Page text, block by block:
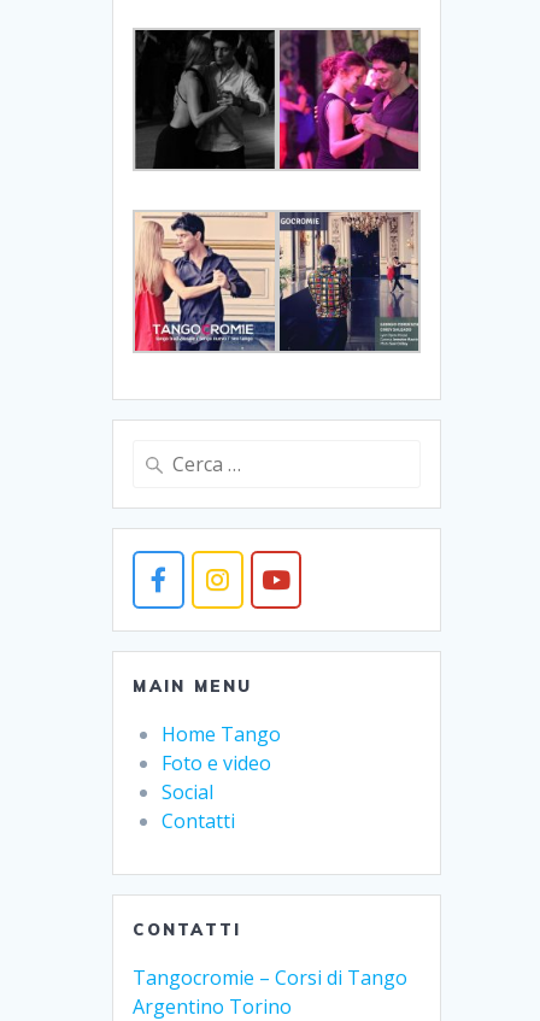
Ricerca
per:
MAIN MENU
Home Tango
Foto e video
Social
Contatti
CONTATTI
Tangocromie – Corsi di Tango
Argentino Torino